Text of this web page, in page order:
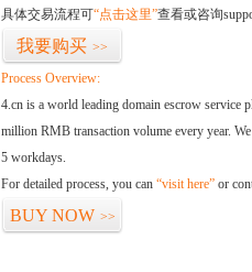
具体交易流程可“点击这里”查看或咨询
我要购买 >>
Process Overview:
4.cn is a world leading domain escrow service
million RMB transaction volume every year.
5 workdays.
For detailed process, you can “visit here” or
BUY NOW >>